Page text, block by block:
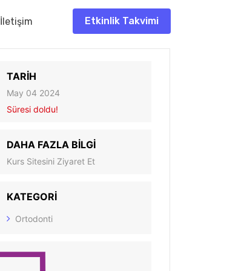
İletişim Etkinlik Takvimi
TARIH
May 04 2024
Süresi doldu!
DAHA FAZLA BILGI
Kurs Sitesini Ziyaret Et
KATEGORI
Ortodonti